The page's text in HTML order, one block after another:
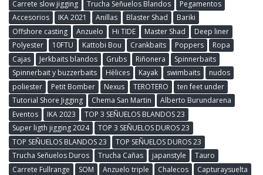
Carrete slow jigging
Trucha Señuelos Blandos
Pegamentos
Accesorios
IKA 2021 Anillas Blaster Shad
Bariki
Offshore casting
Anzuelo Hi TIDE Master Shad
Deep liner
Polyester
10FTU Kattobi Bou Crankbaits Poppers
Ropa
Cajas
Jerkbaits blandos Grubs Riñonera
Spinnerbaits
Spinnerbait y buzzerbaits
Hèlices Kayak swimbaits
nudos
poliester
Petit Bomber Nexus TEROTERO
ten feet under
Tutorial Shore Jigging
Chema San Martin
Alberto Burundarena
Eventos
IKA 2023
TOP 3 SEÑUELOS BLANDOS 23
Super ligth jigging 2024
TOP 3 SEÑUELOS DUROS 23
TOP SEÑUELOS BLANDOS 23
TOP SEÑUELOS DUROS 23
Trucha Señuelos Duros
Trucha Cañas japanstyle
Tauro
Carrete Fullrange
SOM Anzuelo triple Chalecos
Capturaysuelta